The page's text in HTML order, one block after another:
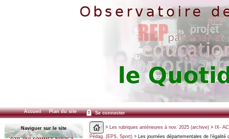
Accueil Plan du site Se connecter
Naviguer sur le site > Les rubriques antérieures à nov. 2025 (archive)> IX-
Pédag. (EPS, Sport)> Les journées départementales de